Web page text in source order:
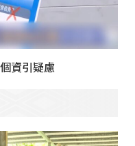
資引疑慮